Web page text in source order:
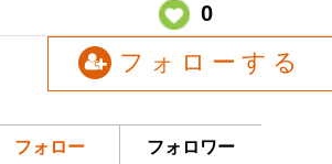
0
フォローする
フォロー フォロワー